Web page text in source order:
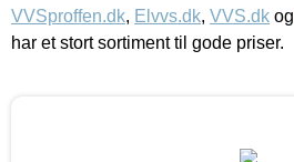
VVSproffen.dk, Elvvs.dk, VVS.dk og
har et stort sortiment til gode priser.